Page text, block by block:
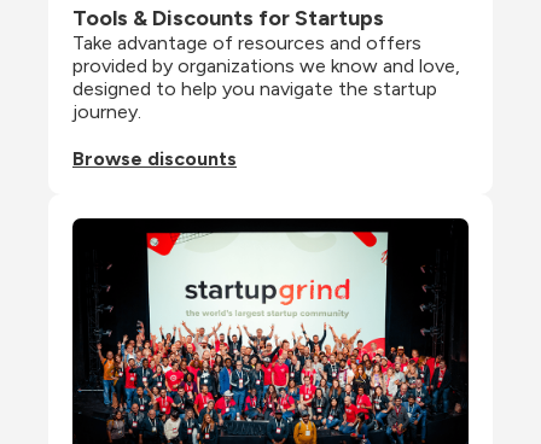
Tools & Discounts for Startups
Take advantage of resources and offers
provided by organizations we know and love,
designed to help you navigate the startup
journey.
Browse discounts